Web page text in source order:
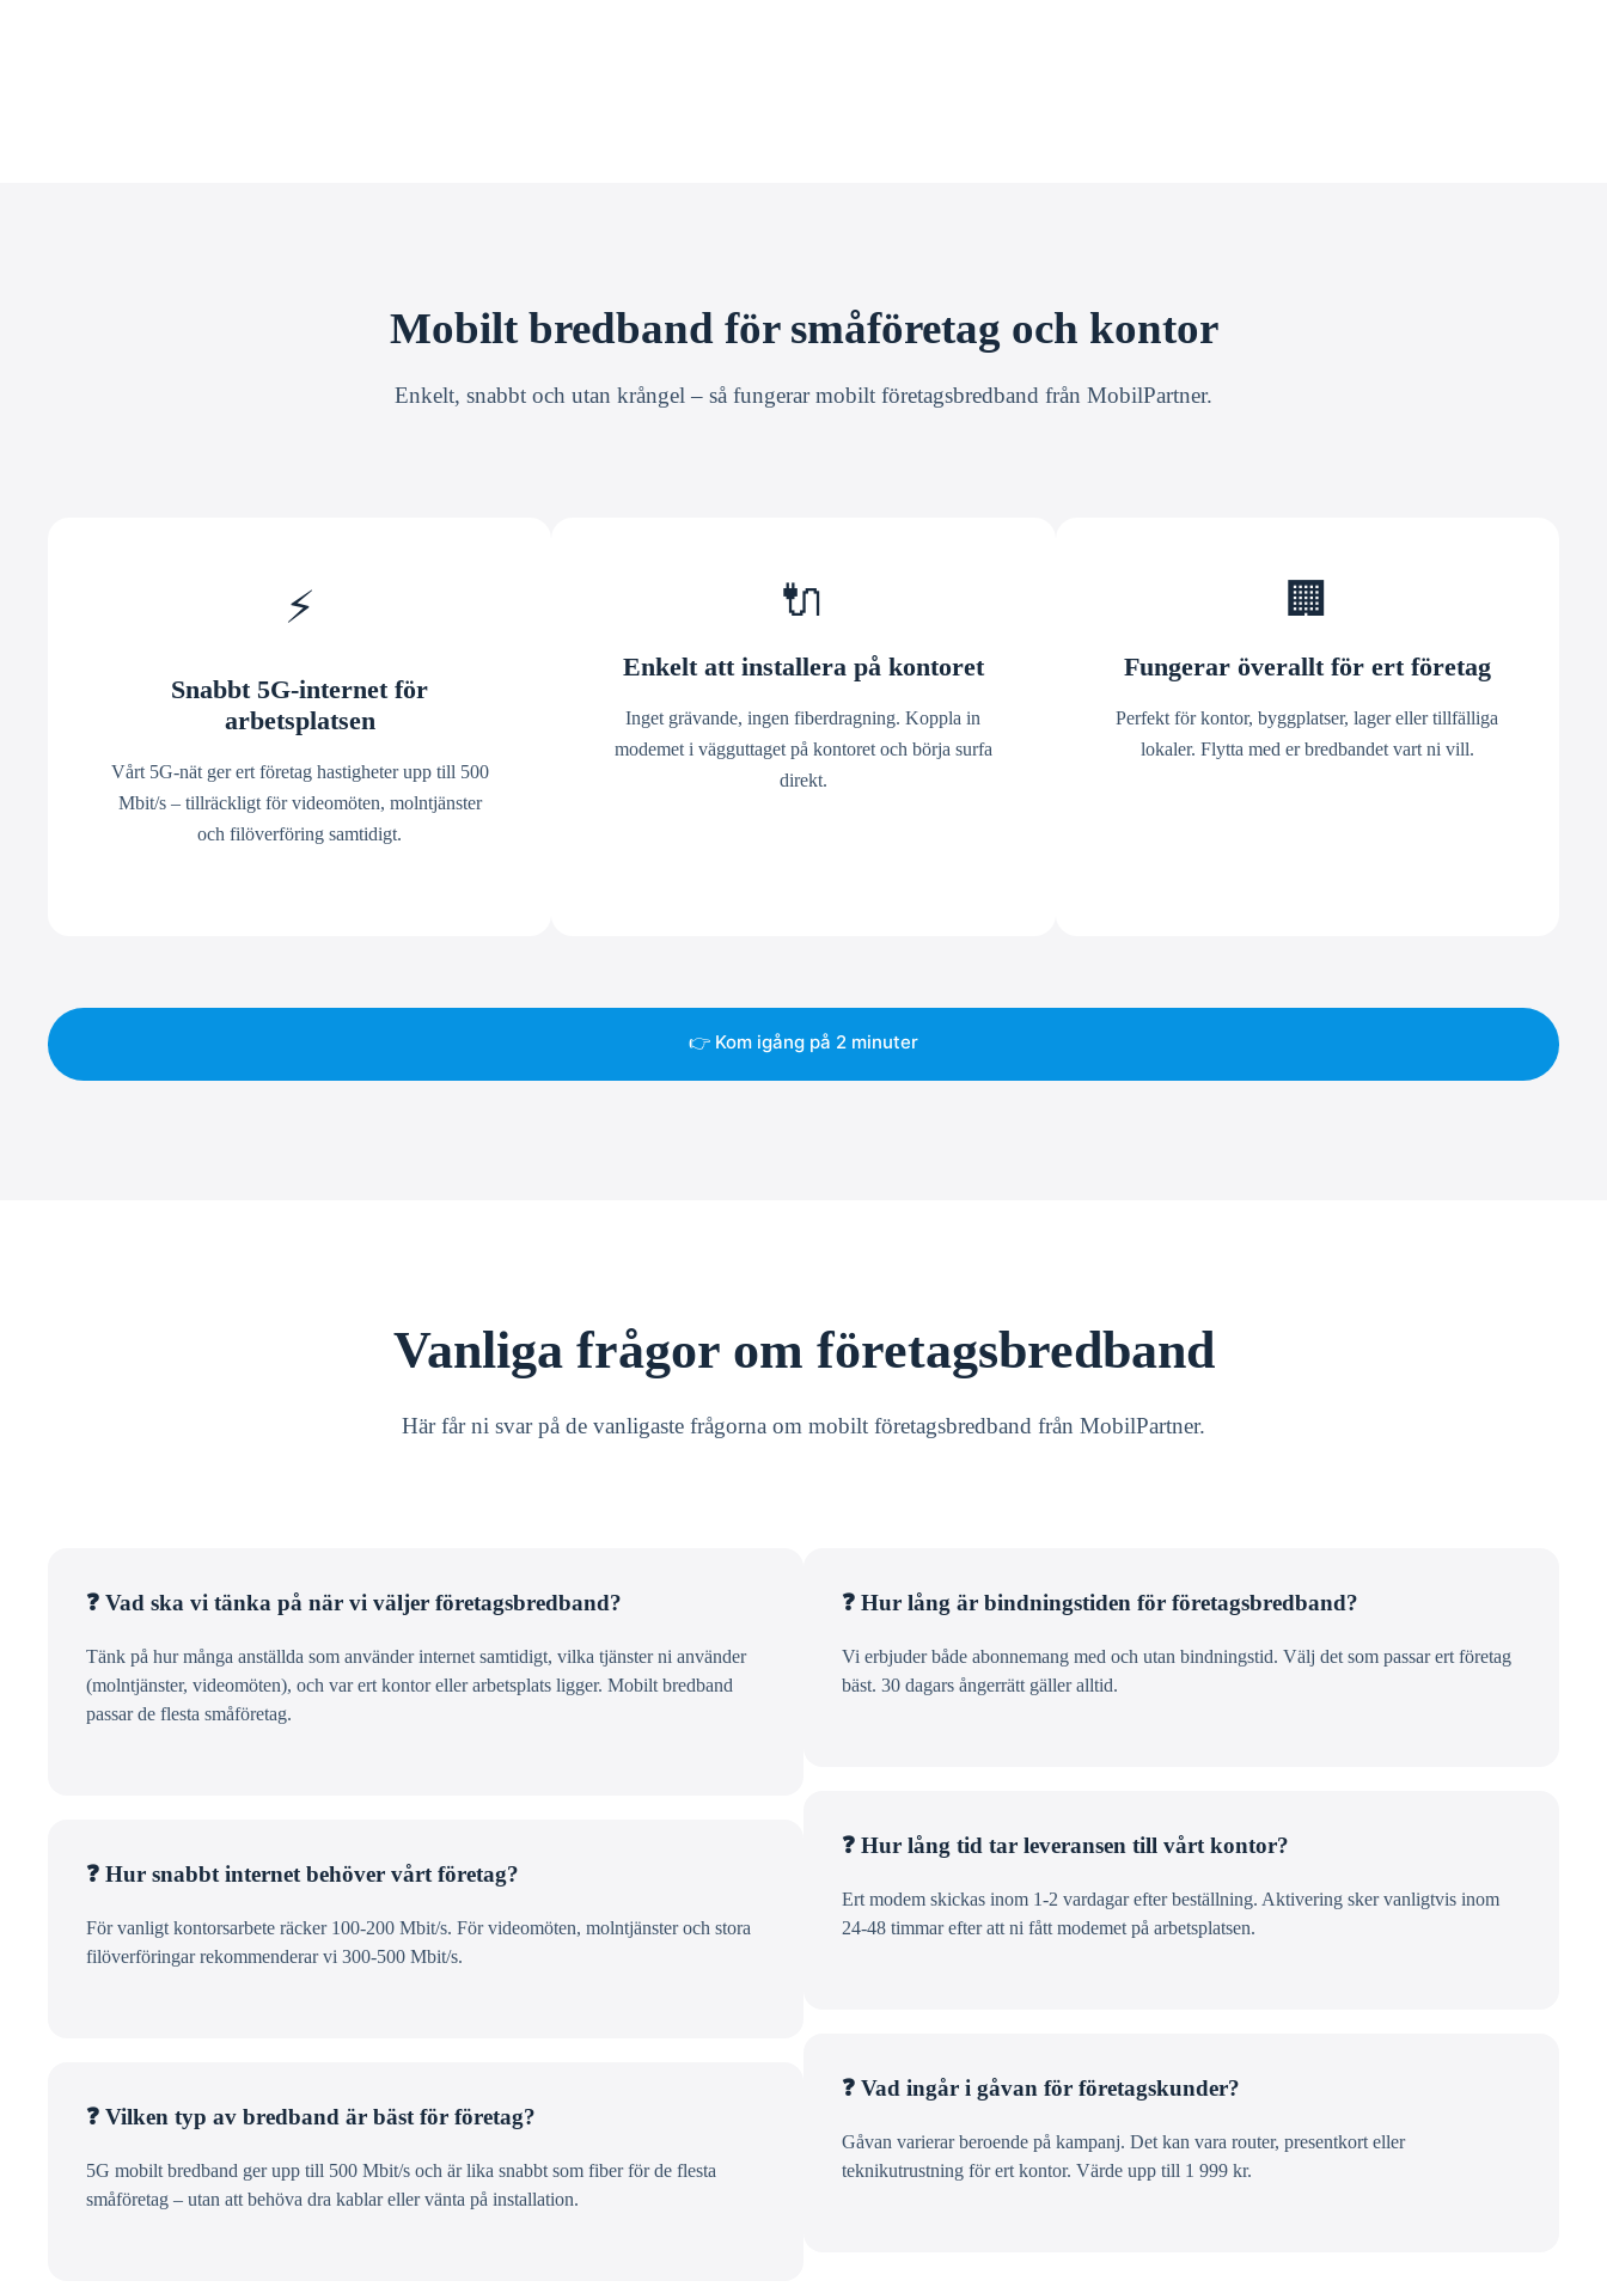
Mobilt bredband för småföretag och kontor
Enkelt, snabbt och utan krångel – så fungerar mobilt företagsbredband från MobilPartner.
⚡
Snabbt 5G-internet för
arbetsplatsen
Vårt 5G-nät ger ert företag hastigheter upp till 500
Mbit/s – tillräckligt för videomöten, molntjänster
och filöverföring samtidigt.
🔌
Enkelt att installera på kontoret
Inget grävande, ingen fiberdragning. Koppla in
modemet i vägguttaget på kontoret och börja surfa
direkt.
🏢
Fungerar överallt för ert företag
Perfekt för kontor, byggplatser, lager eller tillfälliga
lokaler. Flytta med er bredbandet vart ni vill.
👉 Kom igång på 2 minuter
Vanliga frågor om företagsbredband
Här får ni svar på de vanligaste frågorna om mobilt företagsbredband från MobilPartner.
❓ Vad ska vi tänka på när vi väljer företagsbredband?
Tänk på hur många anställda som använder internet samtidigt, vilka tjänster ni använder
(molntjänster, videomöten), och var ert kontor eller arbetsplats ligger. Mobilt bredband
passar de flesta småföretag.
❓ Hur snabbt internet behöver vårt företag?
För vanligt kontorsarbete räcker 100-200 Mbit/s. För videomöten, molntjänster och stora
filöverföringar rekommenderar vi 300-500 Mbit/s.
❓ Vilken typ av bredband är bäst för företag?
5G mobilt bredband ger upp till 500 Mbit/s och är lika snabbt som fiber för de flesta
småföretag – utan att behöva dra kablar eller vänta på installation.
❓ Hur lång är bindningstiden för företagsbredband?
Vi erbjuder både abonnemang med och utan bindningstid. Välj det som passar ert företag
bäst. 30 dagars ångerrätt gäller alltid.
❓ Hur lång tid tar leveransen till vårt kontor?
Ert modem skickas inom 1-2 vardagar efter beställning. Aktivering sker vanligtvis inom
24-48 timmar efter att ni fått modemet på arbetsplatsen.
❓ Vad ingår i gåvan för företagskunder?
Gåvan varierar beroende på kampanj. Det kan vara router, presentkort eller
teknikutrustning för ert kontor. Värde upp till 1 999 kr.